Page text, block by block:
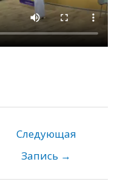
Следующая
Запись →